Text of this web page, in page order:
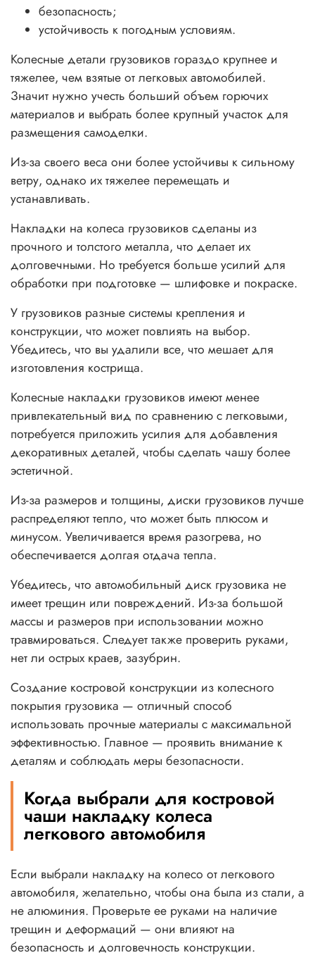
безопасность;
устойчивость к погодным условиям.
Колесные детали грузовиков гораздо крупнее и
тяжелее, чем взятые от легковых автомобилей.
Значит нужно учесть больший объем горючих
материалов и выбрать более крупный участок для
размещения самоделки.
Из-за своего веса они более устойчивы к сильному
ветру, однако их тяжелее перемещать и
устанавливать.
Накладки на колеса грузовиков сделаны из
прочного и толстого металла, что делает их
долговечными. Но требуется больше усилий для
обработки при подготовке — шлифовке и покраске.
У грузовиков разные системы крепления и
конструкции, что может повлиять на выбор.
Убедитесь, что вы удалили все, что мешает для
изготовления кострища.
Колесные накладки грузовиков имеют менее
привлекательный вид по сравнению с легковыми,
потребуется приложить усилия для добавления
декоративных деталей, чтобы сделать чашу более
эстетичной.
Из-за размеров и толщины, диски грузовиков лучше
распределяют тепло, что может быть плюсом и
минусом. Увеличивается время разогрева, но
обеспечивается долгая отдача тепла.
Убедитесь, что автомобильный диск грузовика не
имеет трещин или повреждений. Из-за большой
массы и размеров при использовании можно
травмироваться. Следует также проверить руками,
нет ли острых краев, зазубрин.
Создание костровой конструкции из колесного
покрытия грузовика — отличный способ
использовать прочные материалы с максимальной
эффективностью. Главное — проявить внимание к
деталям и соблюдать меры безопасности.
Когда выбрали для костровой
чаши накладку колеса
легкового автомобиля
Если выбрали накладку на колесо от легкового
автомобиля, желательно, чтобы она была из стали, а
не алюминия. Проверьте ее руками на наличие
трещин и деформаций — они влияют на
безопасность и долговечность конструкции.